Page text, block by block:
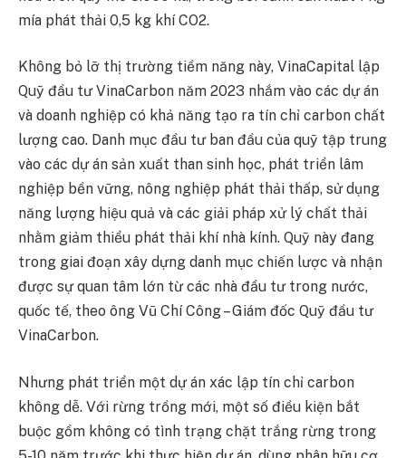
mía phát thải 0,5 kg khí CO2.
Không bỏ lỡ thị trường tiềm năng này, VinaCapital lập
Quỹ đầu tư VinaCarbon năm 2023 nhắm vào các dự án
và doanh nghiệp có khả năng tạo ra tín chỉ carbon chất
lượng cao. Danh mục đầu tư ban đầu của quỹ tập trung
vào các dự án sản xuất than sinh học, phát triển lâm
nghiệp bền vững, nông nghiệp phát thải thấp, sử dụng
năng lượng hiệu quả và các giải pháp xử lý chất thải
nhằm giảm thiểu phát thải khí nhà kính. Quỹ này đang
trong giai đoạn xây dựng danh mục chiến lược và nhận
được sự quan tâm lớn từ các nhà đầu tư trong nước,
quốc tế, theo ông Vũ Chí Công – Giám đốc Quỹ đầu tư
VinaCarbon.
Nhưng phát triển một dự án xác lập tín chỉ carbon
không dễ. Với rừng trồng mới, một số điều kiện bắt
buộc gồm không có tình trạng chặt trắng rừng trong